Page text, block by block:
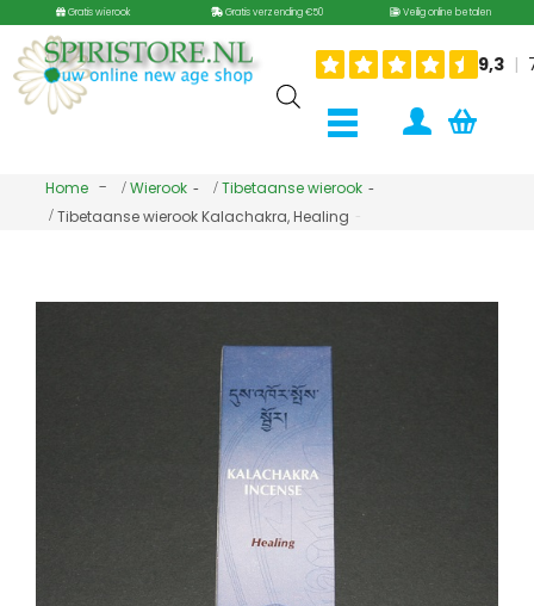
Gratis wierook Gratis verzending €50 Veilig online betalen
Home Wierook
Tibetaanse wierook
Tibetaanse wierook Kalachakra, Healing